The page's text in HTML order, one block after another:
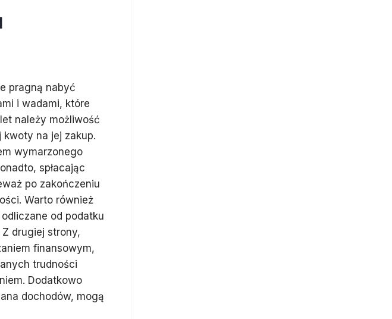
pragną nabyć
i wadami, które
należy możliwość
kwoty na jej zakup.
wymarzonego
spłacając
po zakończeniu
Warto również
od podatku
drugiej strony,
finansowym,
trudności
Dodatkowo
dochodów, mogą